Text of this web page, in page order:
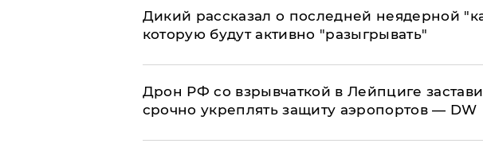
Дикий рассказал о последней неядерной
которую будут активно "разыгрывать"
​Дрон РФ со взрывчаткой в Лейпциге
срочно укреплять защиту аэропортов — DW